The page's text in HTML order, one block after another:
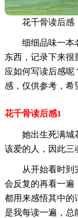
花千骨读后感
细细品味一本
东西，记录下来很
应如何写读后感呢
感，仅供参考，希
花千骨读后感1
她出生死满城
该爱的人，因此三
从开始看时到
会反复的再看一遍
都用来感悟其中的
是我每读一遍，总